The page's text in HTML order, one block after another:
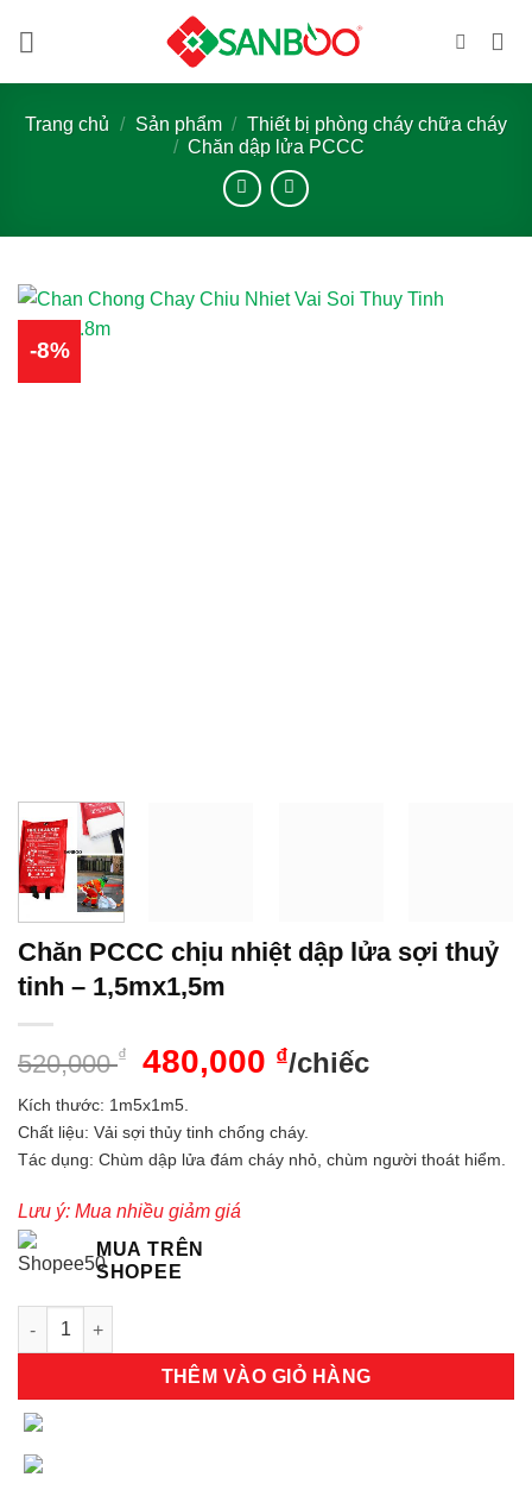
Trang chủ / Sản phẩm / Thiết bị phòng cháy chữa cháy
/ Chăn dập lửa PCCC
-8%
Chăn PCCC chịu nhiệt dập lửa sợi thuỷ
tinh – 1,5mx1,5m
520,000₫
Giá
là:
520,000 ₫.
480,000 ₫Giá
là:
480,000 ₫.
/chiếc
Kích thước: 1m5x1m5.
Chất liệu: Vải sợi thủy tinh chống cháy.
Tác dụng: Chùm dập lửa đám cháy nhỏ, chùm người thoát hiểm.
Lưu ý: Mua nhiều giảm giá
MUA TRÊN
SHOPEE
Chăn PCCC chịu nhiệt dập lửa sợi thuỷ tinh - 1,5mx1,5m số
THÊM VÀO GIỎ HÀNG